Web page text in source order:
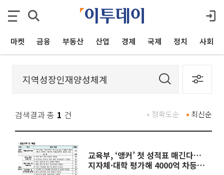
마켓 금융 부동산 산업 경제 국제 정치 사회
검색결과 총 1 건 최신순
정확도순
교육부, ‘앵커’ 첫 성적표 매긴다…
지자체·대학 평가해 4000억 차등